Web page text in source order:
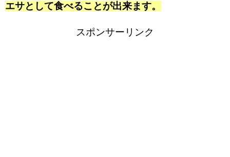
エサとして食べることが出来ます。
スポンサーリンク